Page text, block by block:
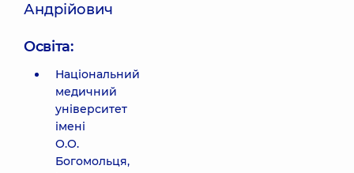
Андрійович
Освіта:
Національний
медичний
університет
імені
О.О.
Богомольця,